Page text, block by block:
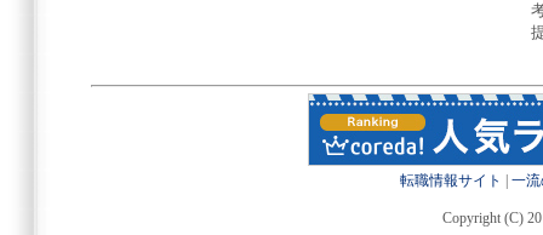
転職情報サイト 一
Copyright (C)